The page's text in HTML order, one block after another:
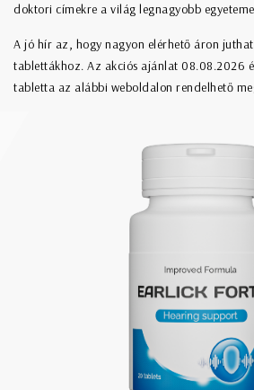
doktori címekre a világ legnagyobb
A jó hír az, hogy nagyon elérhető áron
tablettákhoz. Az akciós ajánlat 08.08.2026
tabletta az alábbi weboldalon rendelhető